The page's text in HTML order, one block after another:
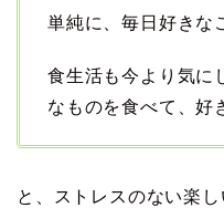
単純に、毎日好きな
食生活も今より気に
なものを食べて、好
と、ストレスのない楽